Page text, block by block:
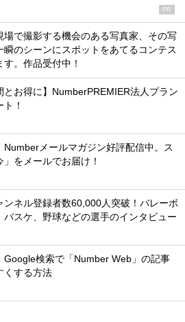
PR
場で撮影する機会のある写真家、その写
瞬のシーンにスポットをあてるコンテス
す。作品受付中！
とお得に】NumberPREMIER法人プラン
！
Numberメールマガジン好評配信中。ス
」をメールでお届け！
ンネル登録者数60,000人突破！バレーボ
バスケ、野球などの選手のインタビュー
Google検索で「Number Web」の記事
くする方法